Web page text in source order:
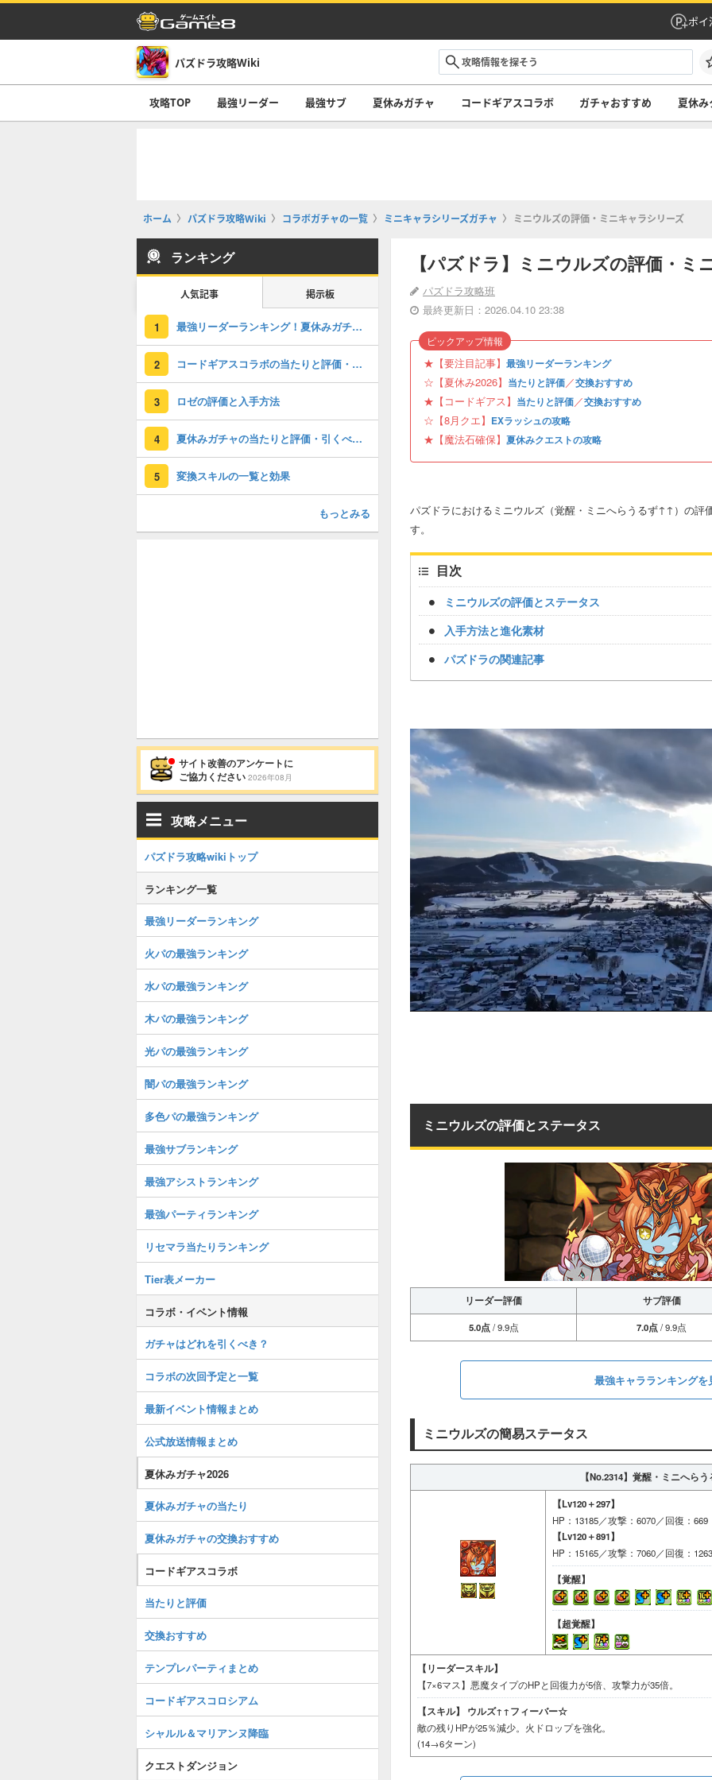
ポイ
パズドラ攻略Wiki
攻略TOP 最強リーダー 最強サブ 夏休みガチャ コードギアスコラボ ガチャおすすめ 夏休み
ホーム パズドラ攻略Wiki コラボガチャの一覧 ミニキャラシリーズガチャ ミニウルズの評価・ミニキャラシリーズ
【パズドラ】ミニウルズの評価・ミ
パズドラ攻略班
最終更新日：2026.04.10 23:38
★【要注目記事】 最強リーダーランキング
☆【夏休み2026】 当たりと評価／交換おすすめ
★【コードギアス】 当たりと評価／交換おすすめ
☆【8月クエ】 EXラッシュの攻略
★【魔法石確保】 夏休みクエストの攻略
ピックアップ情報
パズドラにおけるミニウルズ（覚醒・ミニへらうるず↑↑）の評
す。
目次
ミニウルズの評価とステータス
入手方法と進化素材
パズドラの関連記事
ミニウルズの評価とステータス
リーダー評価
サブ評価
5.0点/ 9.9点 7.0点/ 9.9点
最強キャラランキングを
ミニウルズの簡易ステータス
【No.2314】 覚醒・ミニへら
【Lv120＋297】
HP：13185／攻撃：6070／回復：669
【Lv120＋891】
HP：15165／攻撃：7060／回復：1263
【覚醒】
【超覚醒】
【リーダースキル】
【7×6マス】悪魔タイプのHPと回復力が5倍、攻撃力が35倍。
【スキル】 ウルズ↑↑フィーバー☆
敵の残りHPが25％減少。火ドロップを強化。
(14→6ターン)
ランキング
人気記事 掲示板
1 最強リーダーランキング！夏休みガチャの評価掲載
2 コードギアスコラボの当たりと評価・引くべき？
3 ロゼの評価と入手方法
4 夏休みガチャの当たりと評価・引くべき？
5 変換スキルの一覧と効果
もっとみる
サイト改善のアンケートに
ご協力ください 2026年08月
攻略メニュー
パズドラ攻略wikiトップ
ランキング一覧
最強リーダーランキング
火パの最強ランキング
水パの最強ランキング
木パの最強ランキング
光パの最強ランキング
闇パの最強ランキング
多色パの最強ランキング
最強サブランキング
最強アシストランキング
最強パーティランキング
リセマラ当たりランキング
Tier表メーカー
コラボ・イベント情報
ガチャはどれを引くべき？
コラボの次回予定と一覧
最新イベント情報まとめ
公式放送情報まとめ
夏休みガチャ2026
夏休みガチャの当たり
夏休みガチャの交換おすすめ
コードギアスコラボ
当たりと評価
交換おすすめ
テンプレパーティまとめ
コードギアスコロシアム
シャルル＆マリアンヌ降臨
クエストダンジョン